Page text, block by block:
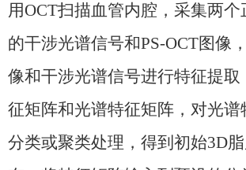
用OCT扫描血管内腔，采集两个
的干涉光谱信号和PS-OCT图像
像和干涉光谱信号进行特征提取
征矩阵和光谱特征矩阵，对光谱
分类或聚类处理，得到初始3D